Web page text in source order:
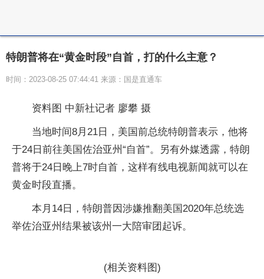
特朗普将在“黄金时段”自首，打的什么主意？
时间：2023-08-25 07:44:41 来源：国是直通车
资料图 中新社记者 廖攀 摄
当地时间8月21日，美国前总统特朗普表示，他将
于24日前往美国佐治亚州“自首”。另有外媒透露，特朗
普将于24日晚上7时自首，这样有线电视新闻就可以在
黄金时段直播。
本月14日，特朗普因涉嫌推翻美国2020年总统选
举佐治亚州结果被该州一大陪审团起诉。
(相关资料图)